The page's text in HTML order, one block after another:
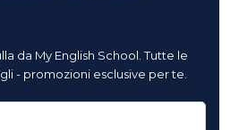
da My English School. Tutte le
- promozioni esclusive per te.